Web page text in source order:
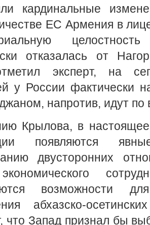
кардинальные
ЕС Армения в
отказалась от
эксперт, на
у России фактически
напротив, идут
Крылова, в
появляются
двусторонних
возможности
абхазско-
что Запад признал бы